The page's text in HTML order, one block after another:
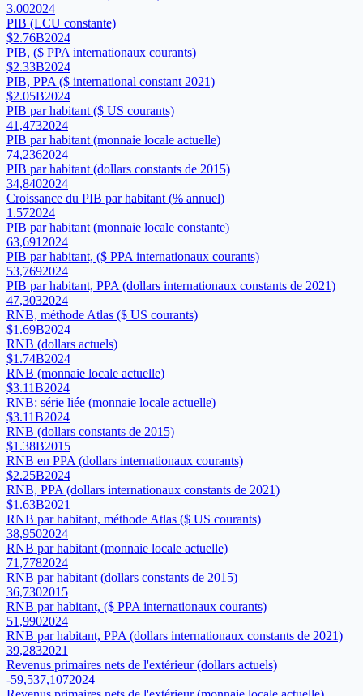
3.002024
PIB (LCU constante)
$2.76B2024
PIB, ($ PPA internationaux courants)
$2.33B2024
PIB, PPA ($ international constant 2021)
$2.05B2024
PIB par habitant ($ US courants)
41,4732024
PIB par habitant (monnaie locale actuelle)
74,2362024
PIB par habitant (dollars constants de 2015)
34,8402024
Croissance du PIB par habitant (% annuel)
1.572024
PIB par habitant (monnaie locale constante)
63,691 2024
PIB par habitant, ($ PPA internationaux courants)
53,7692024
PIB par habitant, PPA (dollars internationaux constants de 2021)
47,3032024
RNB, méthode Atlas ($ US courants)
$1.69B2024
RNB (dollars actuels)
$1.74B2024
RNB (monnaie locale actuelle)
$3.11B2024
RNB: série liée (monnaie locale actuelle)
$3.11B2024
RNB (dollars constants de 2015)
$1.38B2015
RNB en PPA (dollars internationaux courants)
$2.25B2024
RNB, PPA (dollars internationaux constants de 2021)
$1.63B2021
RNB par habitant, méthode Atlas ($ US courants)
38,9502024
RNB par habitant (monnaie locale actuelle)
71,7782024
RNB par habitant (dollars constants de 2015)
36,7302015
RNB par habitant, ($ PPA internationaux courants)
51,9902024
RNB par habitant, PPA (dollars internationaux constants de 2021)
39,2832021
Revenus primaires nets de l'extérieur (dollars actuels)
-59,537,1072024